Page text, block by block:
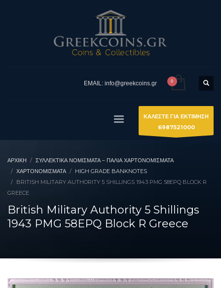
EMAIL: info@greekcoins.gr
ΚΑΛΕΣΤΕ ΓΙΑ ΕΚΤΙΜΗΣΗ
6987521000
ΑΡΧΙΚΉ
ΣΥΛΛΕΚΤΙΚΆ ΝΟΜΊΣΜΑΤΑ – ΠΑΛΙΆ ΧΑΡΤΟΝΟΜΊΣΜΑΤΑ
ΧΑΡΤΟΝΟΜΙΣΜΑΤΑ
HIGH GRADE BANKNOTES
BRITISH MILITARY AUTHORITY 5 SHILLINGS 1943 PMG 58EPQ BLOCK R
GREECE
British Military Authority 5 Shillings
1943 PMG 58EPQ Block R Greece